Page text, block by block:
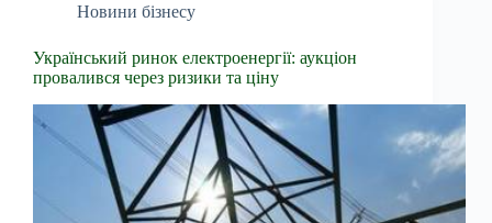
Новини бізнесу
Український ринок електроенергії: аукціон
провалився через ризики та ціну